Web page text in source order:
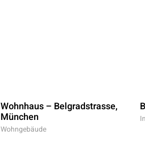
Wohnhaus – Belgradstrasse,
München
Wohngebäude